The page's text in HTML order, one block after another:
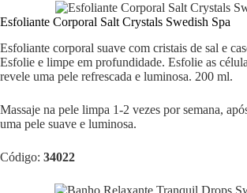
Esfoliante Corporal Salt Crystals Swedish Spa
Esfoliante corporal suave com cristais de sal e
Esfolie e limpe em profundidade. Esfolie as
revele uma pele refrescada e luminosa. 200 ml.
Massaje na pele limpa 1-2 vezes por semana,
uma pele suave e luminosa.
Código: 34022